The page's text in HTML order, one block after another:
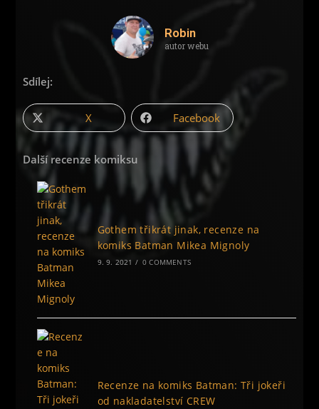
Robin
autor webu
Sdílej:
X Facebook
Další recenze komiksu
Gothem třikrát jinak, recenze na
komiks Batman Mikea Mignoly
9. 9. 2021 / 0 COMMENTS
Recenze na komiks Batman: Tři jokeři
od nakladatelství CREW